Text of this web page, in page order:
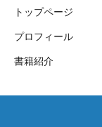
トップページ
プロフィール
書籍紹介